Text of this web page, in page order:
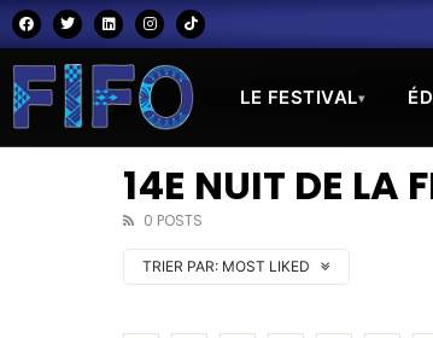
LE FESTIVAL▾
14E NUIT DE LA
0 POSTS
TRIER PAR: MOST LIKED